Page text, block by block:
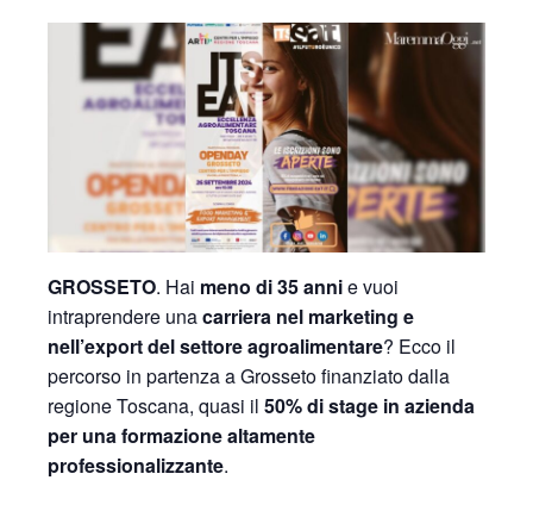
GROSSETO. Hai meno di 35 annie vuoi
intraprendere unacarriera nel marketing e
nell’export del settore agroalimentare? Ecco il
percorso in partenza a Grosseto finanziato dalla
regione Toscana, quasi il 50% di stage in azienda
per una formazione altamente
professionalizzante.